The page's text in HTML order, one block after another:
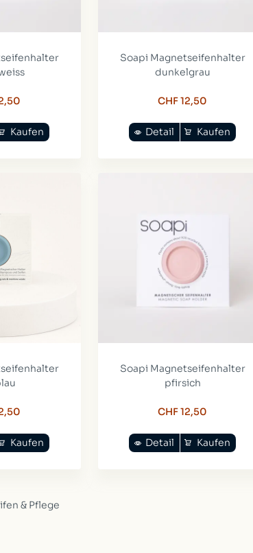
Kaufen
Soapi Magnetseifenhalter
dunkelgrau
CHF 12,50
Kaufen
Detail
Kaufen
Soapi Magnetseifenhalter
pfirsich
CHF 12,50
Kaufen
Detail
& Pflege